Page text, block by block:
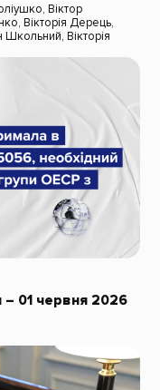
, Віктор
, Вікторія Дерець,
Школьний, Вікторія
– 01 червня 2026